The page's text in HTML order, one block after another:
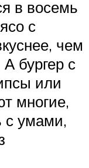
в восемь
с
чем
бургер с
или
многие,
с умами,